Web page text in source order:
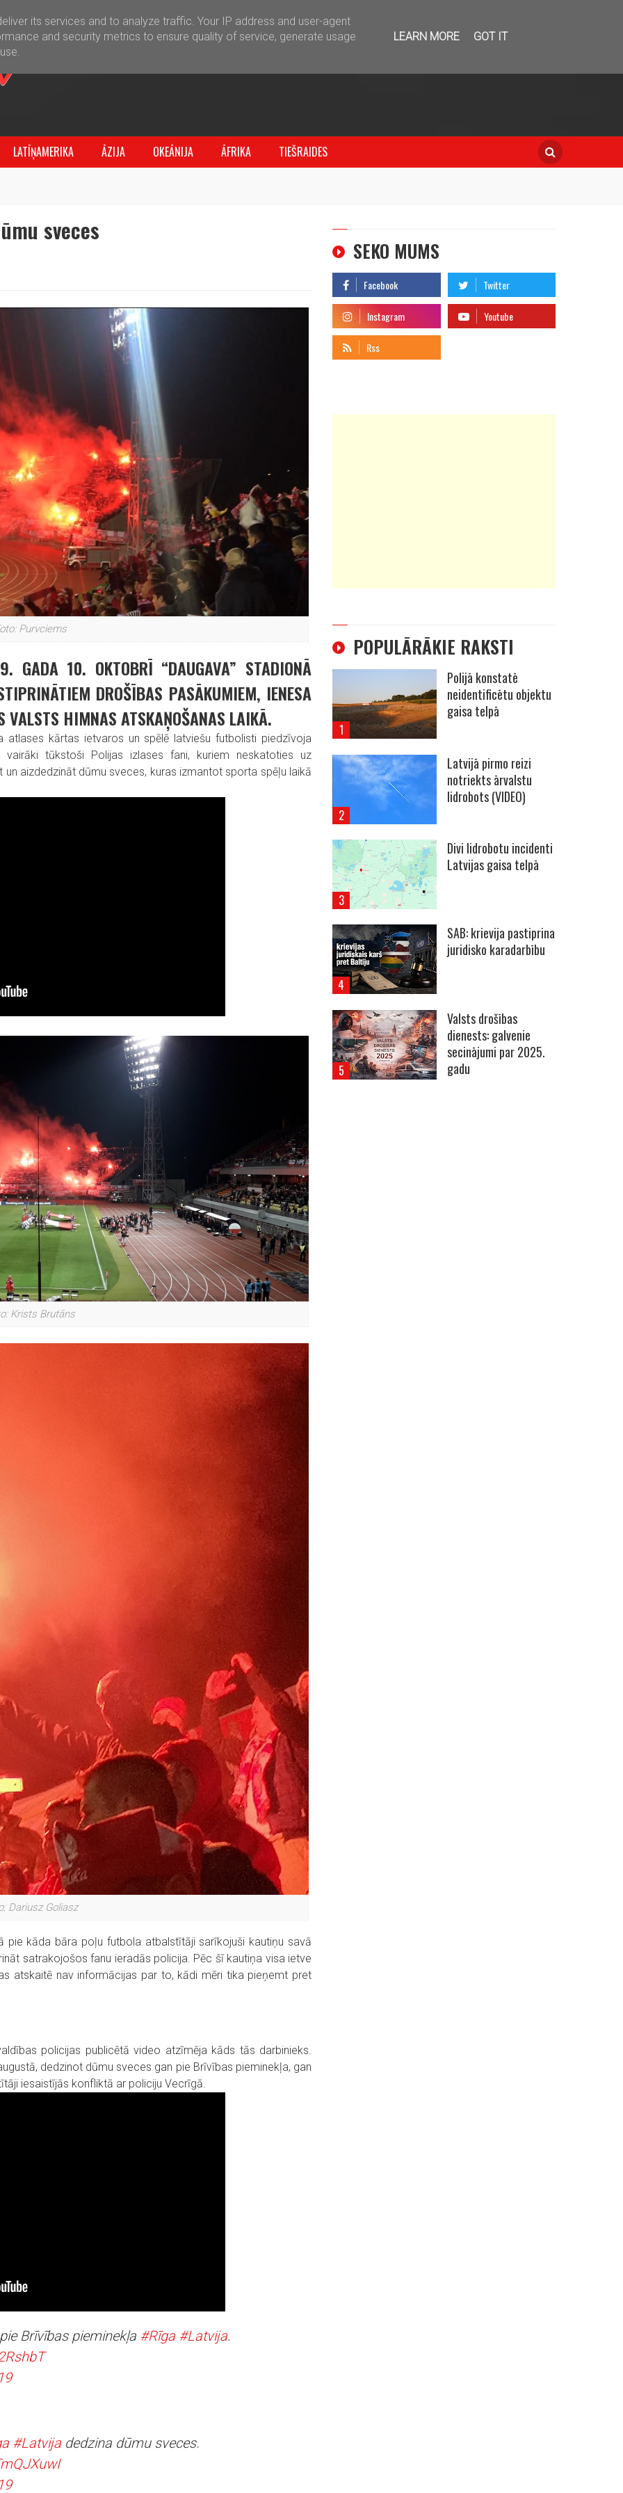
LATĪŅAMERIKA ĀZIJA OKEĀNIJA ĀFRIKA TIEŠRAIDES
sveces
Purvciems
GADA 10. OKTOBRĪ “DAUGAVA” STADIONĀ
DROŠĪBAS PASĀKUMIEM, IENESA
VALSTS HIMNAS ATSKAŅOŠANAS LAIKĀ.
atlases kārtas ietvaros un spēlē latviešu futbolisti piedzīvoja
vairāki tūkstoši Polijas izlases fani, kuriem neskatoties uz
aizdedzināt dūmu sveces, kuras izmantot sporta spēļu laikā
Krists Brutāns
Dariusz Goliasz
pie kāda bāra poļu futbola atbalstītāji sarīkojuši kautiņu savā
satrakojošos fanu ieradās policija. Pēc šī kautiņa visa ietve
atskaitē nav informācijas par to, kādi mēri tika pieņemt pret
policijas publicētā video atzīmēja kāds tās darbinieks.
dedzinot dūmu sveces gan pie Brīvības pieminekļa, gan
iesaistījās konfliktā ar policiju Vecrīgā.
Brīvības pieminekļa #Rīga #Latvija.
#Latvija dedzina dūmu sveces.
SEKO MUMS
POPULĀRĀKIE RAKSTI
Polijā konstatē
neidentificētu objektu
gaisa telpā
Latvijā pirmo reizi
notriekts ārvalstu
lidrobots (VIDEO)
Divi lidrobotu incidenti
Latvijas gaisa telpā
SAB: krievija pastiprina
juridisko karadarbību
Valsts drošības
dienests: galvenie
secinājumi par 2025.
gadu
its services and to analyze traffic. Your IP address and user-agent
and security metrics to ensure quality of service, generate usage
LEARN MORE GOT IT